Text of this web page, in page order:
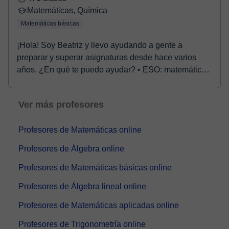
Matemáticas, Química
Matemáticas básicas
¡Hola! Soy Beatriz y llevo ayudando a gente a
preparar y superar asignaturas desde hace varios
años. ¿En qué te puedo ayudar? • ESO: matemáticas,
Ver más profesores
Profesores de Matemáticas online
Profesores de Álgebra online
Profesores de Matemáticas básicas online
Profesores de Álgebra lineal online
Profesores de Matemáticas aplicadas online
Profesores de Trigonometría online